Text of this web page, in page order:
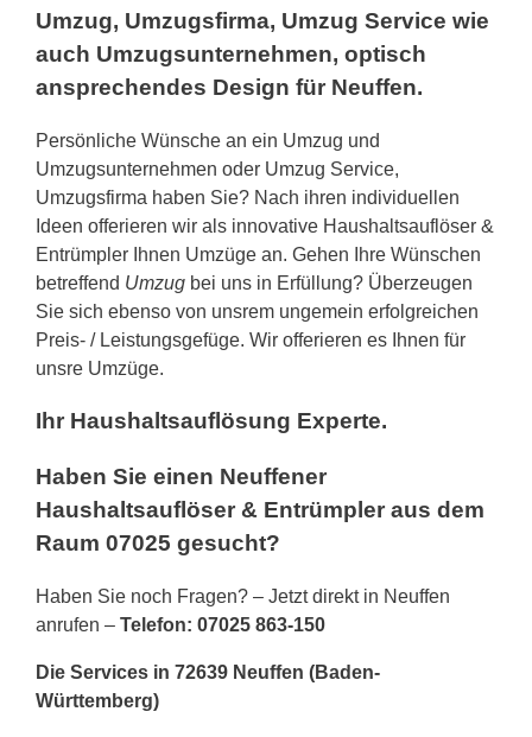
Umzug, Umzugsfirma, Umzug Service wie
auch Umzugsunternehmen, optisch
ansprechendes Design für Neuffen.
Persönliche Wünsche an ein Umzug und
Umzugsunternehmen oder Umzug Service,
Umzugsfirma haben Sie? Nach ihren individuellen
Ideen offerieren wir als innovative Haushaltsauflöser &
Entrümpler Ihnen Umzüge an. Gehen Ihre Wünschen
betreffend Umzug bei uns in Erfüllung? Überzeugen
Sie sich ebenso von unsrem ungemein erfolgreichen
Preis- / Leistungsgefüge. Wir offerieren es Ihnen für
unsre Umzüge.
Ihr Haushaltsauflösung Experte.
Haben Sie einen Neuffener
Haushaltsauflöser & Entrümpler aus dem
Raum 07025 gesucht?
Haben Sie noch Fragen? – Jetzt direkt in Neuffen
anrufen – Telefon: 07025 863-150
Die Services in 72639 Neuffen (Baden-
Württemberg)